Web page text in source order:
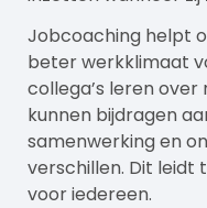
Jobcoaching helpt
beter werkklimaat
collega’s leren
kunnen bijdragen
samenwerking en
verschillen. Dit leidt
voor iedereen.